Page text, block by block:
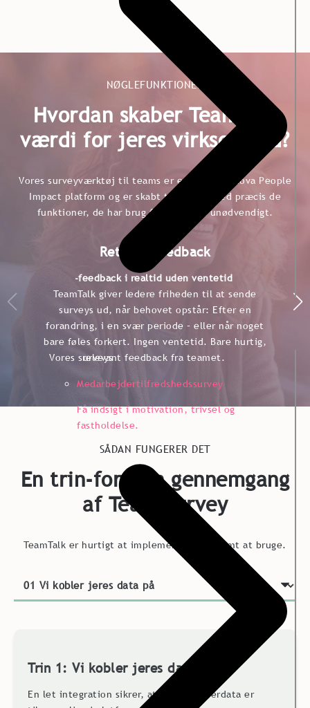
Vores surveys
Medarbejdertilfredshedssurvey
Få indsigt i motivation, trivsel og
fastholdelse.
NØGLEFUNKTIONER
Hvordan skaber TeamTalk
værdi for jeres virksomhed?
Vores surveyværktøj til teams er en del af Ennova People
Impact platform og er skabt til ledere med præcis de
funktioner, de har brug for. Og intet unødvendigt.
Rettidig feedback
-feedback i realtid uden ventetid
TeamTalk giver ledere friheden til at sende
surveys ud, når behovet opstår: Efter en
forandring, i en svær periode – eller når noget
bare føles forkert. Ingen ventetid. Bare hurtig,
relevant feedback fra teamet.
SÅDAN FUNGERER DET
En trin-for-trin gennemgang
af Team Survey
TeamTalk er hurtigt at implementere og nemt at bruge.
Trin 1: Vi kobler jeres data på
En let integration sikrer, at medarbejderdata er